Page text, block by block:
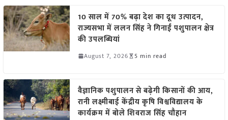
10 साल में 70% बढ़ा देश का दूध उत्पादन,
राज्यसभा में ललन सिंह ने गिनाईं पशुपालन क्षेत्र
की उपलब्धियां
August 7, 2026 5 min read
वैज्ञानिक पशुपालन से बढ़ेगी किसानों की आय,
रानी लक्ष्मीबाई केंद्रीय कृषि विश्वविद्यालय के
कार्यक्रम में बोले शिवराज सिंह चौहान